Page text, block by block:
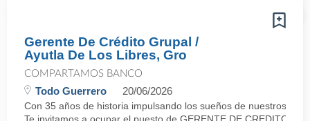
Gerente De Crédito Grupal /
Ayutla De Los Libres, Gro
COMPARTAMOS BANCO
Todo Guerrero 20/06/2026
Con 35 años de historia impulsando los sueños de nuestros